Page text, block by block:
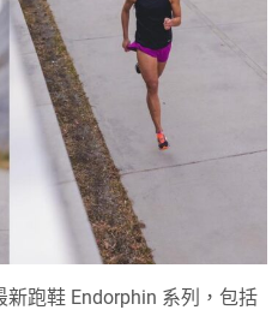
跑鞋 Endorphin 系列，包括